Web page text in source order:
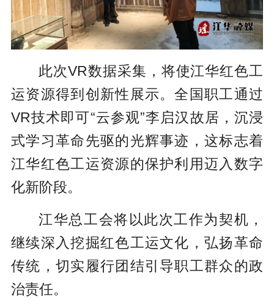
此次VR数据采集，将使江华红色工
运资源得到创新性展示。全国职工通过
VR技术即可“云参观”李启汉故居，沉浸
式学习革命先驱的光辉事迹，这标志着
江华红色工运资源的保护利用迈入数字
化新阶段。
江华总工会将以此次工作为契机，
继续深入挖掘红色工运文化，弘扬革命
传统，切实履行团结引导职工群众的政
治责任。